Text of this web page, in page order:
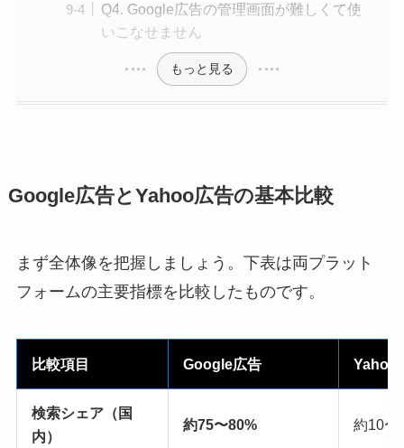
Q4. Google広告の管理画面が難しくて使
いこなせません
もっと見る
Google広告とYahoo広告の基本比較
まず全体像を把握しましょう。下表は両プラット
フォームの主要指標を比較したものです。
比較項目 Google広告
検索シェア（国
内）
約75〜80% 約10〜